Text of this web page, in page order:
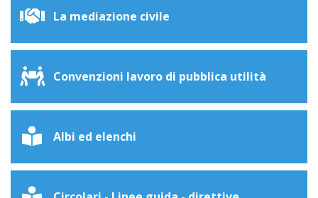
La mediazione civile
Convenzioni lavoro di pubblica utilità
Albi ed elenchi